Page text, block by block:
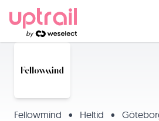
Fellowmind • Heltid •